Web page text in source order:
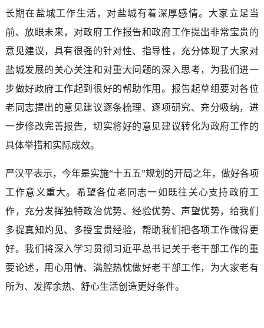
长期在盐城工作生活，对盐城有着深厚感情。大家立足当
前、放眼未来，对政府工作报告和政府工作提出非常宝贵的
意见建议，具有很强的针对性、指导性，充分体现了大家对
盐城发展的关心关注和对重大问题的深入思考，为我们进一
步做好政府工作起到很好的帮助作用。报告起草组要对各位
老同志提出的意见建议逐条梳理、逐项研究、充分吸纳，进
一步修改完善报告，切实将好的意见建议转化为政府工作的
具体举措和实际成效。
严汉平表示，今年是实施“十五五”规划的开局之年，做好各项
工作意义重大。希望各位老同志一如既往关心支持政府工
作，充分发挥独特政治优势、经验优势、声望优势，给我们
多提真知灼见、多授宝贵经验，帮助我们把各项工作做得更
好。我们将深入学习贯彻习近平总书记关于老干部工作的重
要论述，用心用情、满腔热忱做好老干部工作，为大家老有
所为、发挥余热、舒心生活创造更好条件。